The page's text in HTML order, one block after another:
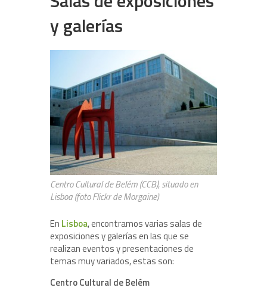
y galerías
Centro Cultural de Belém (CCB), situado en
Lisboa (foto Flickr de Morgaine)
En Lisboa, encontramos varias salas de
exposiciones y galerías en las que se
realizan eventos y presentaciones de
temas muy variados, estas son:
Centro Cultural de Belém